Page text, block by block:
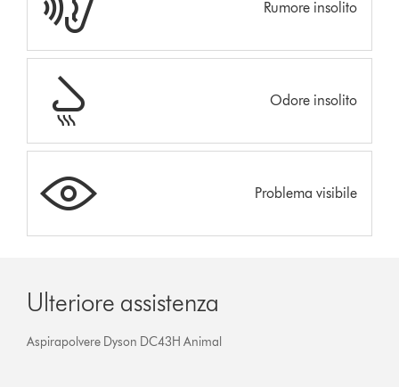
Rumore insolito
Odore insolito
Problema visibile
Ulteriore assistenza
Aspirapolvere Dyson DC43H Animal